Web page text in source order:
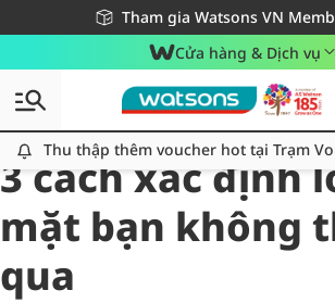
Tham gia Watsons VN
Miễn phí giao hàng cho đơn
Giao hàng nhanh 24h - Áp dụng khu
Cửa hàng & Dịch vụ
Thu thập thêm voucher hot tại Trạm Voucher
Thu thập thêm voucher hot tại Trạm
All
Chăm Sóc Cá Nhân
3 cách xác định
mặt bạn không
qua